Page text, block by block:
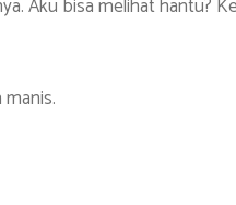
Aku bisa melihat hantu?